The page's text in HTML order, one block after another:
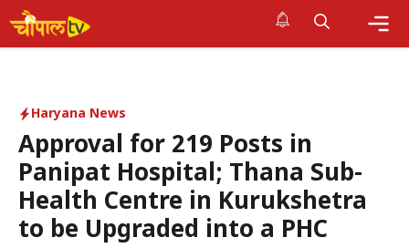
Skip
to
Haryana News
Approval for 219 Posts in
Panipat Hospital; Thana Sub-
Health Centre in Kurukshetra
to be Upgraded into a PHC